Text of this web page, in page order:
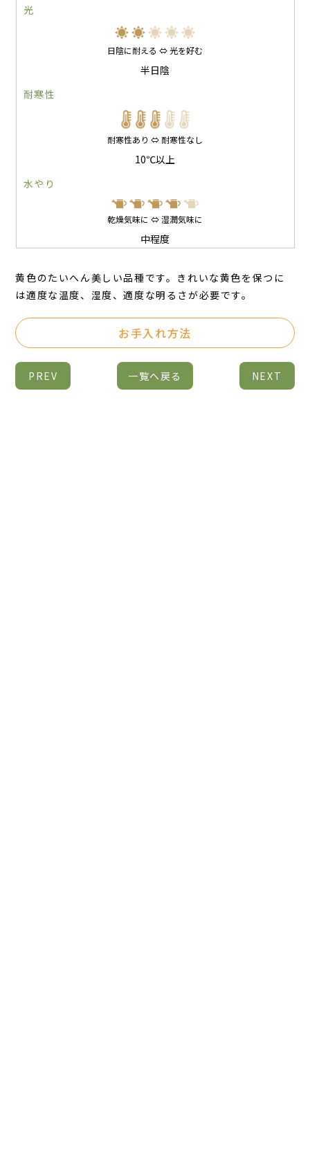
光
日陰に耐える ⇔ 光を好む
半日陰
耐寒性
耐寒性あり ⇔ 耐寒性なし
10℃以上
水やり
乾燥気味に ⇔ 湿潤気味に
中程度
黄色のたいへん美しい品種です。きれいな黄色を保つに
は適度な温度、湿度、適度な明るさが必要です。
お手入れ方法
PREV 一覧へ戻る NEXT